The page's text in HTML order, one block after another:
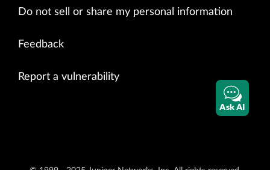
Do not sell or share my personal information
Feedback
Report a vulnerability
Ask AI